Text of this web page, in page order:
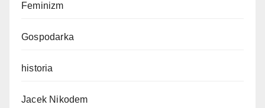
Feminizm
Gospodarka
historia
Jacek Nikodem